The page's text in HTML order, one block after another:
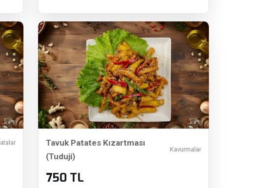
Tavuk Patates Kızartması
(Tuduji)
Kavurmalar
750 TL